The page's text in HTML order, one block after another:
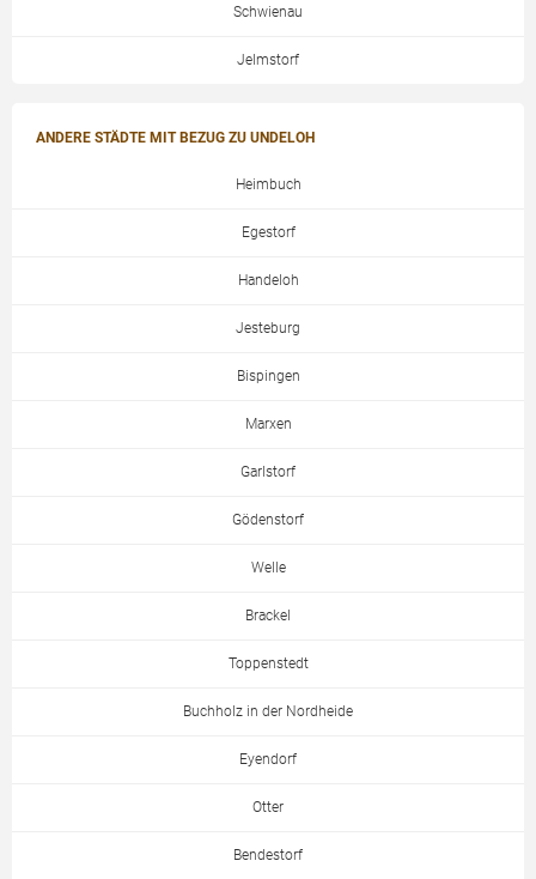
Schwienau
Jelmstorf
ANDERE STÄDTE MIT BEZUG ZU UNDELOH
Heimbuch
Egestorf
Handeloh
Jesteburg
Bispingen
Marxen
Garlstorf
Gödenstorf
Welle
Brackel
Toppenstedt
Buchholz in der Nordheide
Eyendorf
Otter
Bendestorf